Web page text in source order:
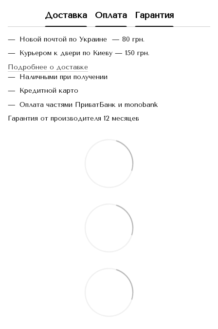
Доставка Оплата Гарантия
Новой почтой по Украине — 80 грн.
Курьером к двери по Киеву — 150 грн.
Подробнее о доставке
Наличными при получении
Кредитной карто
Оплата частями ПриватБанк и monobank
Гарантия от производителя 12 месяцев